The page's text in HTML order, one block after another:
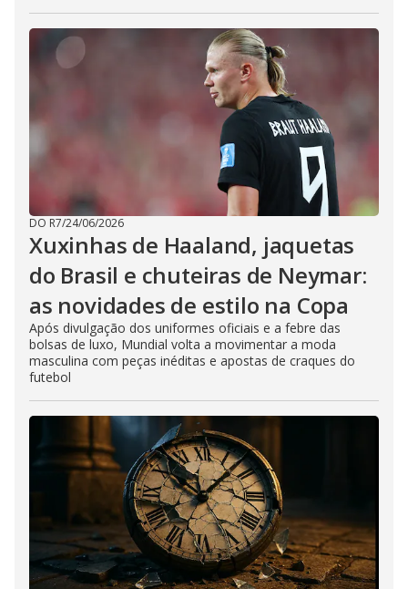
DO R7/24/06/2026
Xuxinhas de Haaland, jaquetas
do Brasil e chuteiras de Neymar:
as novidades de estilo na Copa
Após divulgação dos uniformes oficiais e a febre das
bolsas de luxo, Mundial volta a movimentar a moda
masculina com peças inéditas e apostas de craques do
futebol